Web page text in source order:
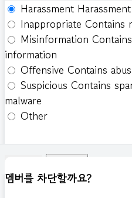
Harassment
Inappropriate Contains
Misinformation
information
Offensive Contains
Suspicious Contains
malware
Other
멤버를 차단할까요?